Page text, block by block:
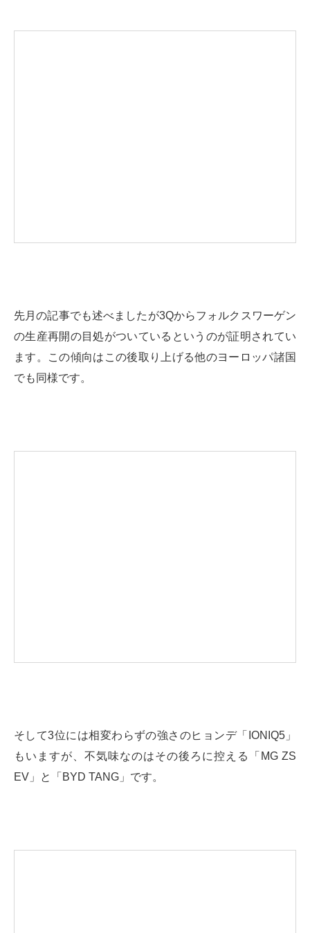
先月の記事でも述べましたが3Qからフォルクスワーゲン
の生産再開の目処がついているというのが証明されてい
ます。この傾向はこの後取り上げる他のヨーロッパ諸国
でも同様です。
そして3位には相変わらずの強さのヒョンデ「IONIQ5」
もいますが、不気味なのはその後ろに控える「MG ZS
EV」と「BYD TANG」です。